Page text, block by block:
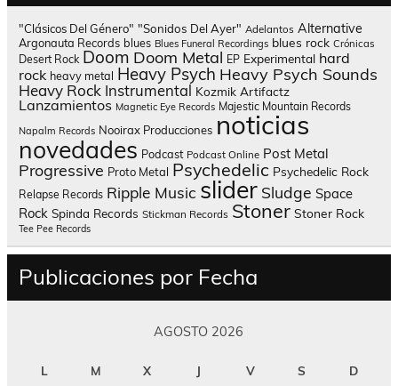
"Clásicos Del Género" "Sonidos Del Ayer" Adelantos Alternative
Argonauta Records blues Blues Funeral Recordings blues rock Crónicas
Desert Rock Doom Doom Metal EP Experimental hard
rock heavy metal Heavy Psych Heavy Psych Sounds
Heavy Rock Instrumental Kozmik Artifactz
Lanzamientos Magnetic Eye Records Majestic Mountain Records
Napalm Records Nooirax Producciones noticias
novedades Podcast Podcast Online Post Metal
Progressive Proto Metal Psychedelic Psychedelic Rock
Relapse Records Ripple Music slider Sludge Space
Rock Spinda Records Stickman Records Stoner Stoner Rock
Tee Pee Records
Publicaciones por Fecha
AGOSTO 2026
L M X J V S D